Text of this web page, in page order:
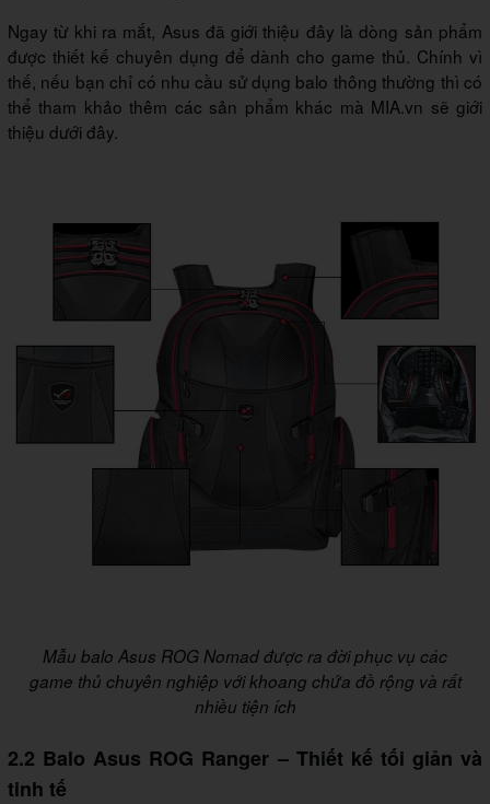
Ngay từ khi ra mắt, Asus đã giới thiệu đây là dòng sản phẩm
được thiết kế chuyên dụng để dành cho game thủ. Chính vì
thế, nếu bạn chỉ có nhu cầu sử dụng balo thông thường thì có
thể tham khảo thêm các sản phẩm khác mà MIA.vn sẽ giới
thiệu dưới đây.
Mẫu balo Asus ROG Nomad được ra đời phục vụ các
game thủ chuyên nghiệp với khoang chứa đồ rộng và rất
nhiều tiện ích
2.2 Balo Asus ROG Ranger – Thiết kế tối giản và
tinh tế